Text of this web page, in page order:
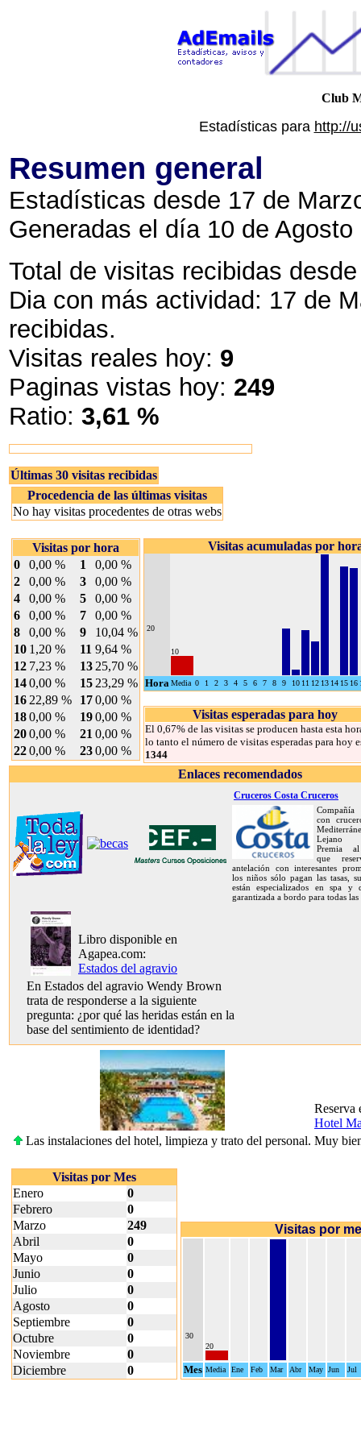
Club
Estadísticas para http://
Resumen general
Estadísticas desde 17 de
Generadas el día 10 de
Total de visitas recibidas
Dia con más actividad: 17 de
recibidas.
Visitas reales hoy: 9
Paginas vistas hoy: 249
Ratio: 3,61 %
Últimas 30 visitas recibidas
Procedencia de las últimas visitas
No hay visitas procedentes de otras webs
Visitas por hora
0
0,00 % 1
0,00 %
2
0,00 % 3
0,00 %
4
0,00 % 5
0,00 %
6
0,00 % 7
0,00 %
8
0,00 % 9
10,04 %
10 1,20 % 11 9,64 %
12 7,23 % 13 25,70 %
140,00 % 15 23,29 %
16 22,89 % 170,00 %
180,00 % 190,00 %
200,00 % 21 0,00 %
220,00 % 230,00 %
Visitas acumuladas por
20
10
HoraMedia 0 1 2 3 4 5 6 7 8 9 10 11 12 13 14 15 16
Visitas esperadas para hoy
El 0,67% de las visitas se producen hasta esta
lo tanto el número de visitas esperadas para hoy
1344
Enlaces recomendados
Cruceros Costa Cruceros
con
Lejano
Premia
que
antelación con interesantes
los niños sólo pagan las tasas,
están especializados en spa y
garantizada a bordo para todas las
Libro disponible en
Agapea.com:
Estados del agravio
En Estados del agravio Wendy Brown
trata de responderse a la siguiente
pregunta: ¿por qué las heridas están en la
base del sentimiento de identidad?
Reserva
Hotel
Las instalaciones del hotel, limpieza y trato del personal. Muy
Visitas por Mes
Enero
0
Febrero
0
Marzo
249
Abril
0
Mayo
0
Junio
0
Julio
0
Agosto
0
Septiembre
0
Octubre
0
Noviembre
0
Diciembre
0
Visitas por
30
20
Mes Media Ene Feb Mar Abr May Jun Jul